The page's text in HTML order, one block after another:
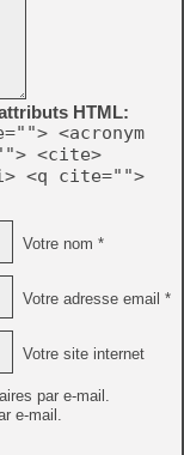
HTML:
<acronym
<cite>
<q cite="">
Votre nom *
Votre adresse email *
Votre site internet
par e-mail.
e-mail.